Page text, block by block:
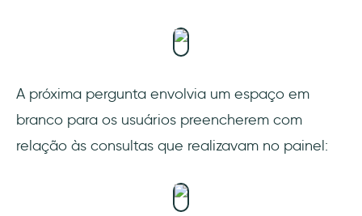
A próxima pergunta envolvia um espaço em
branco para os usuários preencherem com
relação às consultas que realizavam no painel: